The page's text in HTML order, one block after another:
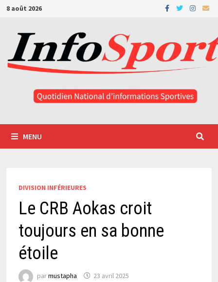
Passer
contenu
8 août 2026
MENU
DIVISION INFÉRIEURES
Le CRB Aokas croit
toujours en sa bonne
étoile
parmustapha 23 avril 2025